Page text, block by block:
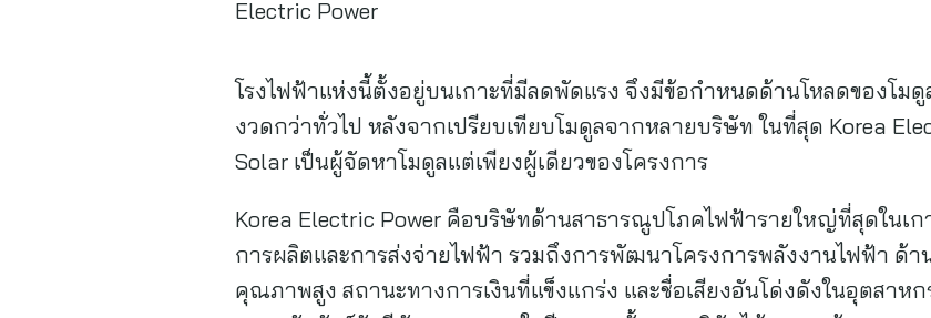
Electric Power
โรงไฟฟ้าแห่งนี้ตั้งอยู่บนเกาะที่มีลดพัดแรง จึงมีข้อกำหนดด้านโหลดของโมดู
งวดกว่าทั่วไป หลังจากเปรียบเทียบโมดูลจากหลายบริษัท ในที่สุด Korea
Solar เป็นผู้จัดหาโมดูลแต่เพียงผู้เดียวของโครงการ
Korea Electric Power คือบริษัทด้านสาธารณูปโภคไฟฟ้ารายใหญ่ที่สุดในเ
การผลิตและการส่งจ่ายไฟฟ้า รวมถึงการพัฒนาโครงการพลังงานไฟฟ้า ด้
คุณภาพสูง สถานะทางการเงินที่แข็งแกร่ง และชื่อเสียงอันโด่งดังในอุตสาหก